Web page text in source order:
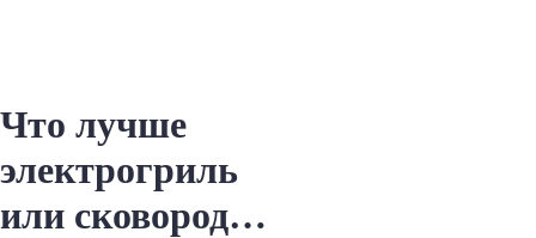
Что лучше
электрогриль
или сковорода-